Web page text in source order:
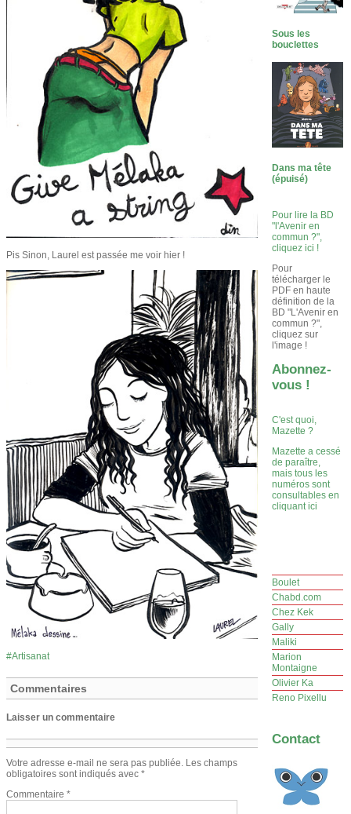
Pis Sinon, Laurel est passée me voir hier !
Artisanat
Commentaires
Laisser un commentaire
Votre adresse e-mail ne sera pas publiée. Les champs
obligatoires sont indiqués avec *
Commentaire *
Sous les
bouclettes
Dans ma tête
(épuisé)
Pour lire la BD
"l'Avenir en
commun ?",
cliquez ici !
Pour
télécharger le
PDF en haute
définition de la
BD "L'Avenir en
commun ?",
cliquez sur
l'image !
Abonnez-
vous !
C'est quoi,
Mazette ?
Mazette a cessé
de paraître,
mais tous les
numéros sont
consultables en
cliquant ici
Boulet
Chabd.com
Chez Kek
Gally
Maliki
Marion
Montaigne
Olivier Ka
Reno Pixellu
Contact